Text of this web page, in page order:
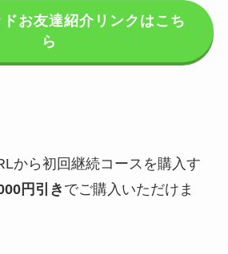
お友達紹介リンクはこち
ら
から初回継続コースを購入す
円引き でご購入いただけま